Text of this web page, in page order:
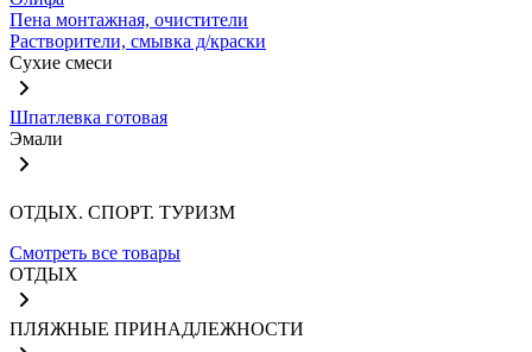
Пена монтажная, очистители
Растворители, смывка д/краски
Сухие смеси
Шпатлевка готовая
Эмали
ОТДЫХ. СПОРТ. ТУРИЗМ
Смотреть все товары
ОТДЫХ
ПЛЯЖНЫЕ ПРИНАДЛЕЖНОСТИ